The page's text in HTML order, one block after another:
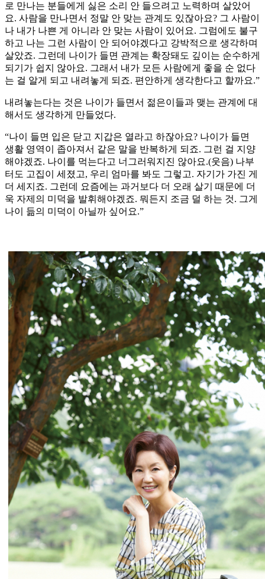
로 만나는 분들에게 싫은 소리 안 들으려고 노력하며 살았어
요. 사람을 만나면서 정말 안 맞는 관계도 있잖아요? 그 사람이
나 내가 나쁜 게 아니라 안 맞는 사람이 있어요. 그럼에도 불구
하고 나는 그런 사람이 안 되어야겠다고 강박적으로 생각하며
살았죠. 그런데 나이가 들면 관계는 확장돼도 깊이는 순수하게
되기가 쉽지 않아요. 그래서 내가 모든 사람에게 좋을 순 없다
는 걸 알게 되고 내려놓게 되죠. 편안하게 생각한다고 할까요.”
내려놓는다는 것은 나이가 들면서 젊은이들과 맺는 관계에 대
해서도 생각하게 만들었다.
“나이 들면 입은 닫고 지갑은 열라고 하잖아요? 나이가 들면
생활 영역이 좁아져서 같은 말을 반복하게 되죠. 그런 걸 지양
해야겠죠. 나이를 먹는다고 너그러워지진 않아요.(웃음) 나부
터도 고집이 세졌고, 우리 엄마를 봐도 그렇고. 자기가 가진 게
더 세지죠. 그런데 요즘에는 과거보다 더 오래 살기 때문에 더
욱 자제의 미덕을 발휘해야겠죠. 뭐든지 조금 덜 하는 것. 그게
나이 듦의 미덕이 아닐까 싶어요.”